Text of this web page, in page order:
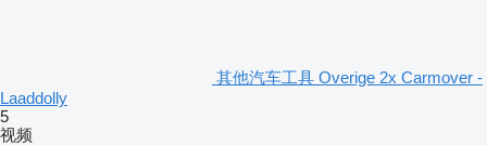
其他汽车工具 Overige 2x Carmover -
Laaddolly
5
视频